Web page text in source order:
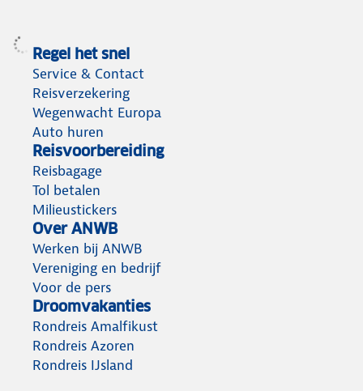
Regel het snel
Service & Contact
Reisverzekering
Wegenwacht Europa
Auto huren
Reisvoorbereiding
Reisbagage
Tol betalen
Milieustickers
Over ANWB
Werken bij ANWB
Vereniging en bedrijf
Voor de pers
Droomvakanties
Rondreis Amalfikust
Rondreis Azoren
Rondreis IJsland